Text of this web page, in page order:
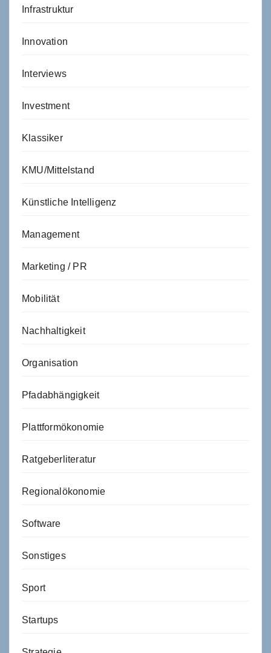
Infrastruktur
Innovation
Interviews
Investment
Klassiker
KMU/Mittelstand
Künstliche Intelligenz
Management
Marketing / PR
Mobilität
Nachhaltigkeit
Organisation
Pfadabhängigkeit
Plattformökonomie
Ratgeberliteratur
Regionalökonomie
Software
Sonstiges
Sport
Startups